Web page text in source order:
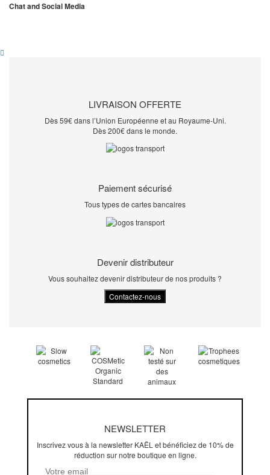
Chat and Social Media
LIVRAISON OFFERTE
Dès 59€ dans l’Union Européenne et au Royaume-Uni.
Dès 200€ dans le monde.
Paiement sécurisé
Tous types de cartes bancaires
Devenir distributeur
Vous souhaitez devenir distributeur de nos produits ?
NEWSLETTER
Inscrivez vous à la newsletter KAËL et bénéficiez de 10% de
réduction sur notre boutique en ligne.